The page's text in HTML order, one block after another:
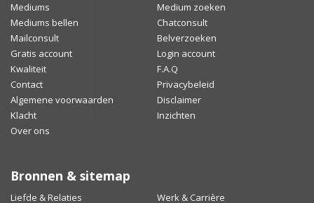
Mediums
Medium zoeken
Mediums bellen
Chatconsult
Mailconsult
Belverzoeken
Gratis account
Login account
Kwaliteit
F.A.Q
Contact
Privacybeleid
Algemene voorwaarden
Disclaimer
Klacht
Inzichten
Over ons
Bronnen & sitemap
Liefde & Relaties Werk & Carrière